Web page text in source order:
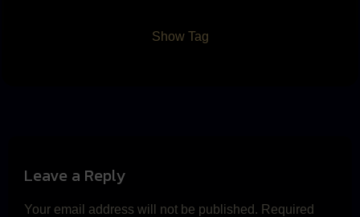
Show Tag
Leave a Reply
Your email address will not be published. Required